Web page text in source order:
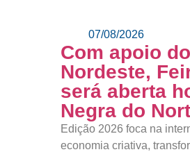
07/08/2026
Com apoio
Nordeste,
será aberta
Negra do
Edição 2026 foca na
economia criativa,